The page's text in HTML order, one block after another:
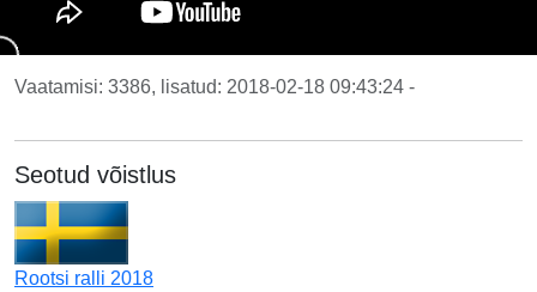
Vaatamisi: 3386, lisatud: 2018-02-18 09:43:24 -
Seotud võistlus
Rootsi ralli 2018